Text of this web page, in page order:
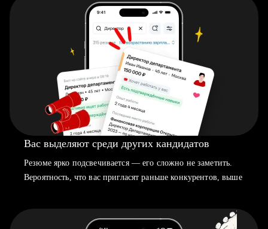
Вас выделяют среди других кандидатов
Резюме ярко подсвечивается — его сложно не заметить.
Вероятность, что вас пригласят раньше конкурентов, выше